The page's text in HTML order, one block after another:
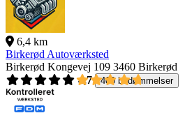
6,4 km
Birkerød Autoværksted
Birkerød Kongevej 109 3460 Birkerød
4,7
400 bedømmelser